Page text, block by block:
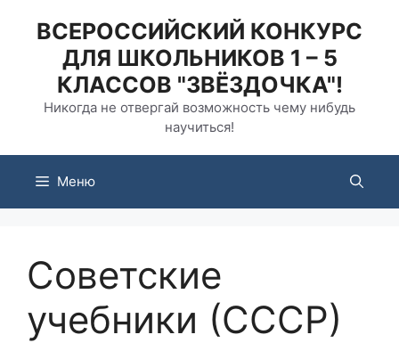
содержимому
ВСЕРОССИЙСКИЙ КОНКУРС
ДЛЯ ШКОЛЬНИКОВ 1 – 5
КЛАССОВ "ЗВЁЗДОЧКА"!
Никогда не отвергай возможность чему нибудь
научиться!
Меню
Советские
учебники (СССР)